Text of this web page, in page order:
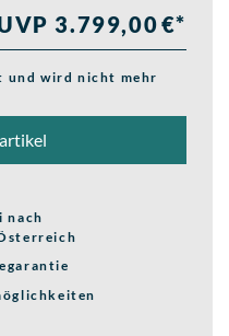
3.799,00 €*
wird nicht mehr
nach